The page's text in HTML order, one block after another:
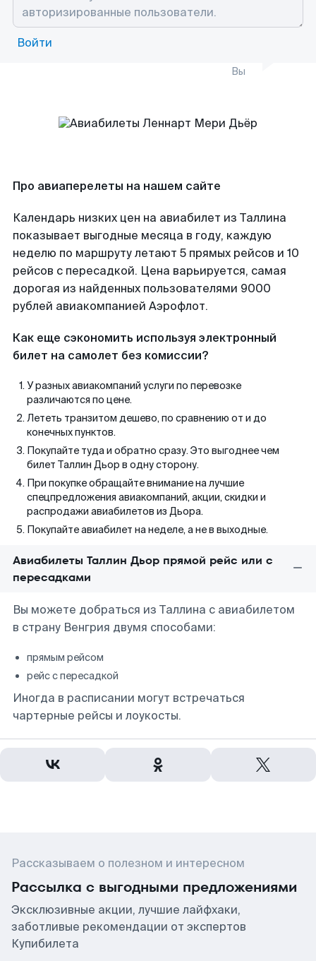
Войти
Вы
Про авиаперелеты на нашем сайте
Календарь низких цен на авиабилет из Таллина
показывает выгодные месяца в году, каждую
неделю по маршруту летают 5 прямых рейсов и 10
рейсов с пересадкой. Цена варьируется, самая
дорогая из найденных пользователями 9000
рублей авиакомпанией Аэрофлот.
Как еще сэкономить используя электронный
билет на самолет без комиссии?
У разных авиакомпаний услуги по перевозке
различаются по цене.
Лететь транзитом дешево, по сравнению от и до
конечных пунктов.
Покупайте туда и обратно сразу. Это выгоднее чем
билет Таллин Дьор в одну сторону.
При покупке обращайте внимание на лучшие
спецпредложения авиакомпаний, акции, скидки и
распродажи авиабилетов из Дьора.
Покупайте авиабилет на неделе, а не в выходные.
Авиабилеты Таллин Дьор прямой рейс или с
пересадками
Вы можете добраться из Таллина с авиабилетом
в страну Венгрия двумя способами:
прямым рейсом
рейс с пересадкой
Иногда в расписании могут встречаться
чартерные рейсы и лоукосты.
Рассказываем о полезном и интересном
Рассылка с выгодными предложениями
Эксклюзивные акции, лучшие лайфхаки,
заботливые рекомендации от экспертов
Купибилета